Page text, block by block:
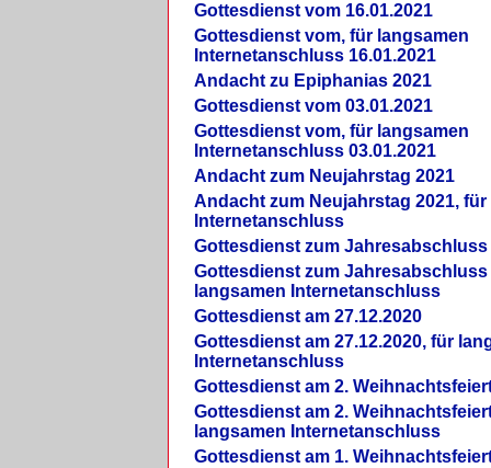
Gottesdienst vom 16.01.2021
Gottesdienst vom, für langsamen
Internetanschluss 16.01.2021
Andacht zu Epiphanias 2021
Gottesdienst vom 03.01.2021
Gottesdienst vom, für langsamen
Internetanschluss 03.01.2021
Andacht zum Neujahrstag 2021
Andacht zum Neujahrstag 2021,
Internetanschluss
Gottesdienst zum Jahresabschluss
Gottesdienst zum Jahresabschluss
langsamen Internetanschluss
Gottesdienst am 27.12.2020
Gottesdienst am 27.12.2020, für
Internetanschluss
Gottesdienst am 2.
Gottesdienst am 2.
langsamen Internetanschluss
Gottesdienst am 1.